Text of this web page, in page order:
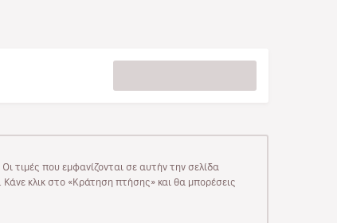
τιμές που εμφανίζονται σε αυτήν την σελίδα
Κάνε κλικ στο «Κράτηση πτήσης» και θα μπορέσεις